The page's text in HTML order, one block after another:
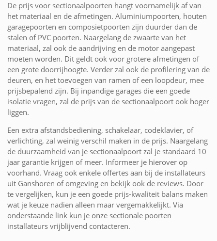
De prijs voor sectionaalpoorten hangt voornamelijk af van
het materiaal en de afmetingen. Aluminiumpoorten, houten
garagepoorten en composietpoorten zijn duurder dan de
stalen of PVC poorten. Naargelang de zwaarte van het
materiaal, zal ook de aandrijving en de motor aangepast
moeten worden. Dit geldt ook voor grotere afmetingen of
een grote doorrijhoogte. Verder zal ook de profilering van de
deuren, en het toevoegen van ramen of een loopdeur, mee
prijsbepalend zijn. Bij inpandige garages die een goede
isolatie vragen, zal de prijs van de sectionaalpoort ook hoger
liggen.
Een extra afstandsbediening, schakelaar, codeklavier, of
verlichting, zal weinig verschil maken in de prijs. Naargelang
de duurzaamheid van je sectionaalpoort zal je standaard 10
jaar garantie krijgen of meer. Informeer je hierover op
voorhand. Vraag ook enkele offertes aan bij de installateurs
uit Ganshoren of omgeving en bekijk ook de reviews. Door
te vergelijken, kun je een goede prijs-kwaliteit balans maken
wat je keuze nadien alleen maar vergemakkelijkt. Via
onderstaande link kun je onze sectionale poorten
installateurs vrijblijvend contacteren.